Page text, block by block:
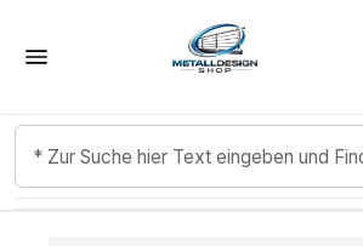
Zum Hauptinhalt springen